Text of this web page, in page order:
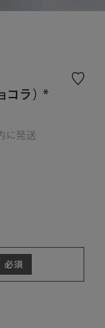
コラ） *
に発送